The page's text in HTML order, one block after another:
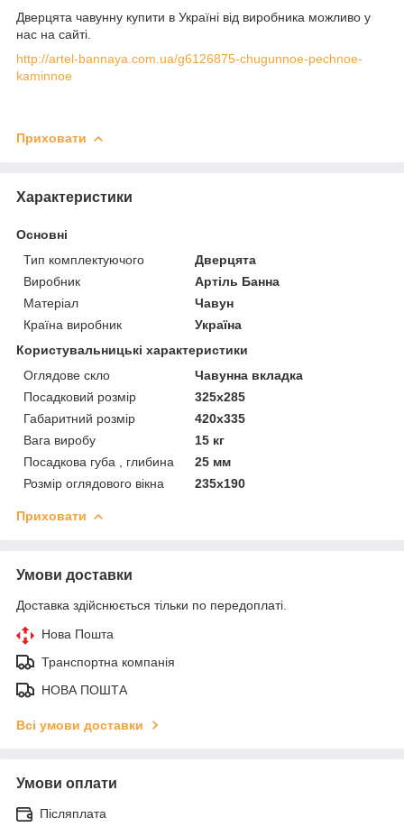
Дверцята чавунну купити в Україні від виробника можливо у
нас на сайті.
http://artel-bannaya.com.ua/g6126875-chugunnoe-pechnoe-
kaminnoe
Приховати
Характеристики
Основні
Тип комплектуючого
Дверцята
Виробник
Артіль Банна
Матеріал
Чавун
Країна виробник
Україна
Користувальницькі характеристики
Оглядове скло
Чавунна вкладка
Посадковий розмір
325х285
Габаритний розмір
420х335
Вага виробу
15 кг
Посадкова губа , глибина
25 мм
Розмір оглядового вікна
235х190
Приховати
Умови доставки
Доставка здійснюється тільки по передоплаті.
Нова Пошта
Транспортна компанія
НОВА ПОШТА
Всі умови доставки
Умови оплати
Післяплата